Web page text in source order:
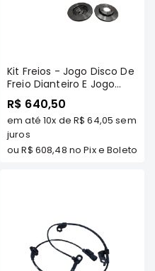
Kit Freios - Jogo Disco De
Freio Dianteiro E Jogo
Pastilha De Freio
Dianteiro - Asx Todos Os
Modelos
R$ 640,50
em até 10x de R$ 64,05 sem
juros
ouR$ 608,48 no Pix e Boleto